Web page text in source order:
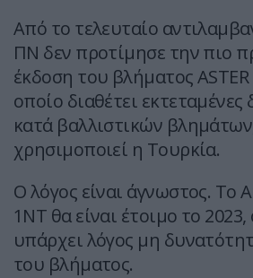
Από το τελευταίο
ΠΝ δεν προτίμησε την πιο
έκδοση του βλήματος
οποίο διαθέτει
κατά βαλλιστικών
χρησιμοποιεί η Τουρκία.
Ο λόγος είναι άγνωστος. Το
1NT θα είναι έτοιμο το
υπάρχει λόγος μη
του βλήματος.